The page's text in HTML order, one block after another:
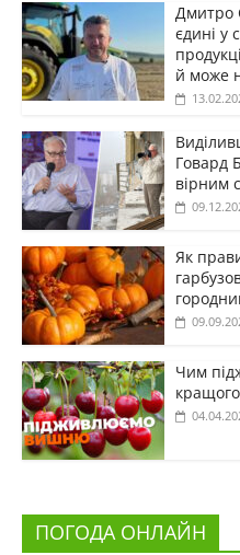
Дмитро
єдині у
й може
Говард
вірним
Як
Чим
ПОГОДА ОНЛАЙН